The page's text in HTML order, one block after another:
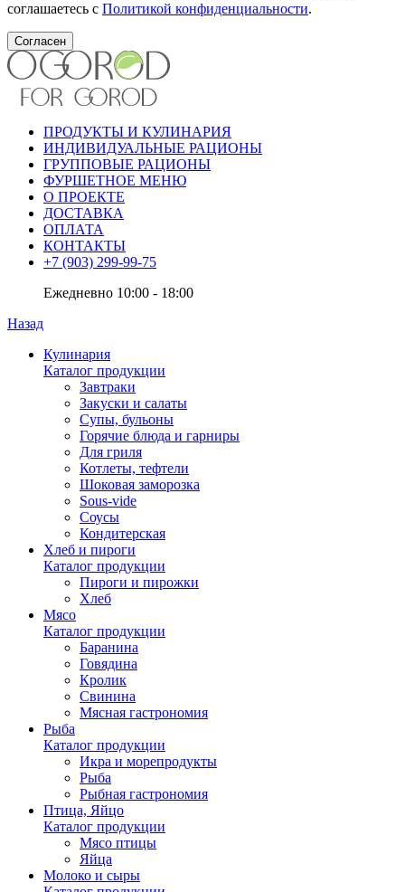
соглашаетесь с Политикой конфиденциальности.
Согласен
ПРОДУКТЫ И КУЛИНАРИЯ
ИНДИВИДУАЛЬНЫЕ РАЦИОНЫ
ГРУППОВЫЕ РАЦИОНЫ
ФУРШЕТНОЕ МЕНЮ
О ПРОЕКТЕ
ДОСТАВКА
ОПЛАТА
КОНТАКТЫ
+7 (903) 299-99-75
Ежедневно 10:00 - 18:00
Назад
Кулинария
Каталог продукции
Завтраки
Закуски и салаты
Супы, бульоны
Горячие блюда и гарниры
Для гриля
Котлеты, тефтели
Шоковая заморозка
Sous-vide
Соусы
Кондитерская
Хлеб и пироги
Каталог продукции
Пироги и пирожки
Хлеб
Мясо
Каталог продукции
Баранина
Говядина
Кролик
Свинина
Мясная гастрономия
Рыба
Каталог продукции
Икра и морепродукты
Рыба
Рыбная гастрономия
Птица, Яйцо
Каталог продукции
Мясо птицы
Яйца
Молоко и сыры